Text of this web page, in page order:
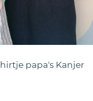
papa's Kanjer